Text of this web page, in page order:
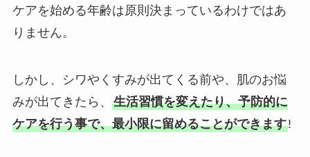
ケアを始める年齢は原則決まっているわけではあ
りません。
しかし、シワやくすみが出てくる前や、肌のお悩
みが出てきたら、 生活習慣を変えたり、予防的に
ケアを行う事で、最小限に留めることができます!